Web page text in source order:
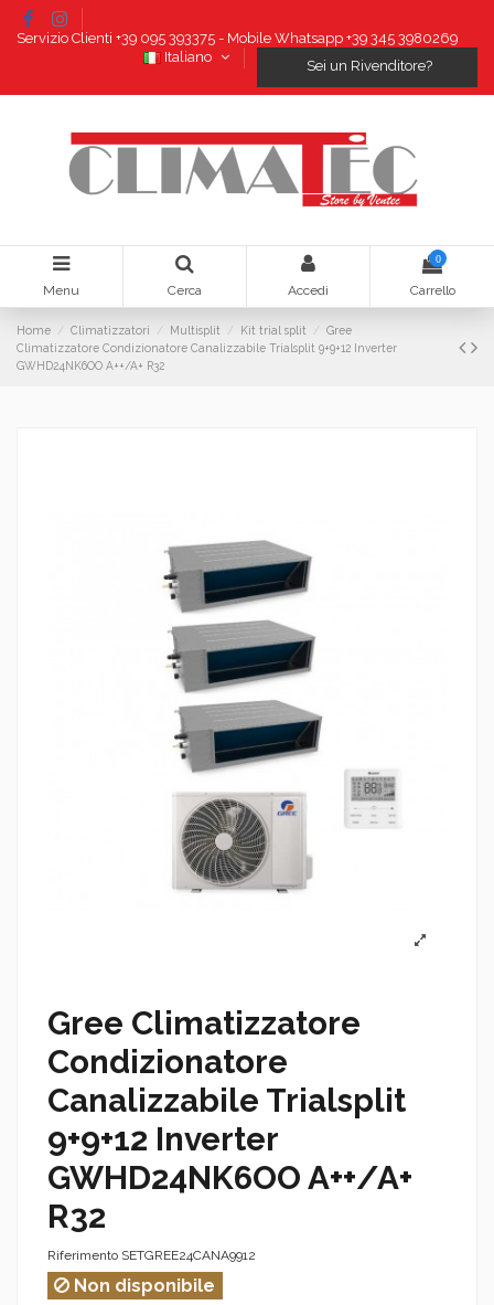
Servizio Clienti +39 095 393375 - Mobile Whatsapp +39 345 3980269
Italiano
Sei un Rivenditore?
Menu Cerca Accedi
0
Carrello
Home Climatizzatori Multisplit Kit trial split
Gree
Climatizzatore Condizionatore Canalizzabile Trialsplit 9+9+12 Inverter
GWHD24NK6OO A++/A+ R32
Gree Climatizzatore
Condizionatore
Canalizzabile Trialsplit
9+9+12 Inverter
GWHD24NK6OO A++/A+
R32
Riferimento SETGREE24CANA9912
Non disponibile